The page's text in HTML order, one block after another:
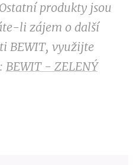
produkty jsou
li zájem o další
BEWIT, využijte
BEWIT - ZELENÝ